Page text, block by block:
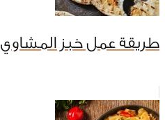
طريقة عمل خبز المشاوي